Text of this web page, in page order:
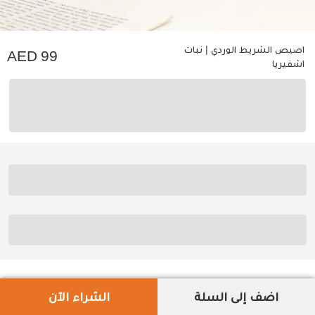
اصيص الشريط الوردي | نبات
اشفيريا
99
اضف إلى السلة الشراء الآن